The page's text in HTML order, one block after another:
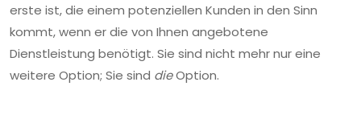
erste ist, die einem potenziellen Kunden in den Sinn
kommt, wenn er die von Ihnen angebotene
Dienstleistung benötigt. Sie sind nicht mehr nur eine
weitere Option; Sie sind dieOption.